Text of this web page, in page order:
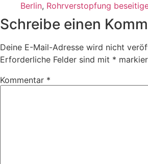
Berlin, Rohrverstopfung
Schreibe einen
Deine E-Mail-Adresse wird nicht
Erforderliche Felder sind mit *
Kommentar *